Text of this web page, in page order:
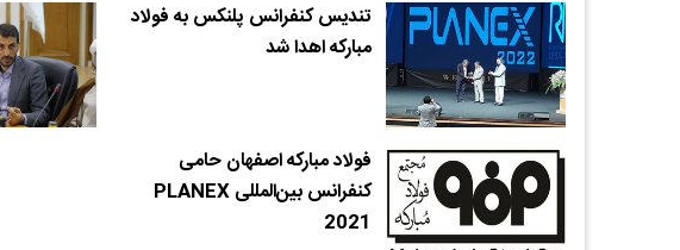
تندیس کنفرانس پلنکس به فولاد
مبارکه اهدا شد
فولاد مبارکه اصفهان حامی
کنفرانس بین‌المللی PLANEX
2021